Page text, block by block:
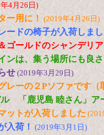
4月26日)
ー用に！ (2019年4月26日)
ードの椅子が入荷しま
ゴールドのシャンデリ
ンは、集う場所にも良
せ (2019年3月29日)
レーの２Pソファです（
ル 「鹿児島 睦さん」
ットが入荷しました
入荷！ (2019年3月1日)